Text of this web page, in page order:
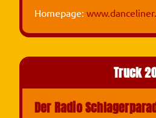
Homepage:
Truck
Der Radio